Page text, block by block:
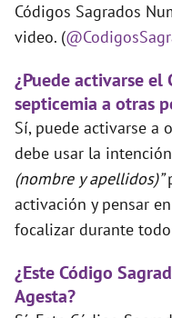
Códigos Sagrados
video. (
¿Puede activarse el
septicemia a otras
Sí, puede activarse a
debe usar la
(nombre y apellidos)”
activación y pensar
focalizar durante
¿Este Código
Agesta?